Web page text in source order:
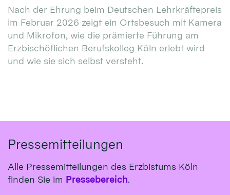
Nach der Ehrung beim Deutschen Lehrkräftepreis
im Februar 2026 zeigt ein Ortsbesuch mit Kamera
und Mikrofon, wie die prämierte Führung am
Erzbischöflichen Berufskolleg Köln erlebt wird
und wie sie sich selbst versteht.
Pressemitteilungen
Alle Pressemitteilungen des Erzbistums Köln
finden Sie im Pressebereich.